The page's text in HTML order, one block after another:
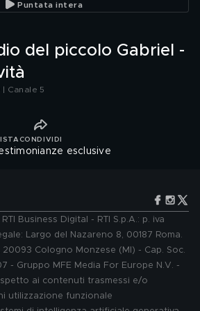
Puntata intera
del piccolo Gabriel -
Canale 5
CONDIVIDI
esclusive
Business Digital - RTI S.p.A.: p. iva
Largo del Nazareno 8, 00187 Roma.
Cologno Monzese (MI) - Cap. Soc.
- Gruppo MFE Media For Europe N.V. -
ai contenuti trasmessi e/o
utilizzazione funzionale